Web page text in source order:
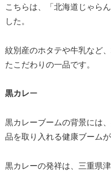
こちらは、「北海道じゃら
した。
紋別産のホタテや牛乳など
たこだわりの一品です。
黒カレー
黒カレーブームの背景には
品を取り入れる健康ブームが
黒カレーの発祥は、三重県津